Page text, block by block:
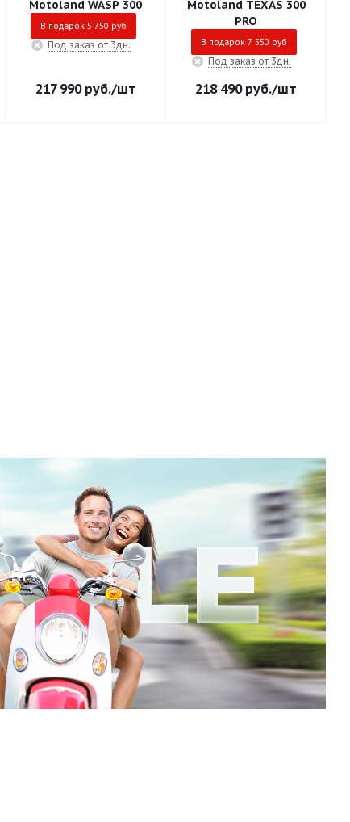
Motoland WASP 300
В подарок 5 750 руб
Под заказ от 3дн.
217 990руб./шт
Motoland TEXAS 300
PRO
В подарок 7 550 руб
Под заказ от 3дн.
218 490руб./шт